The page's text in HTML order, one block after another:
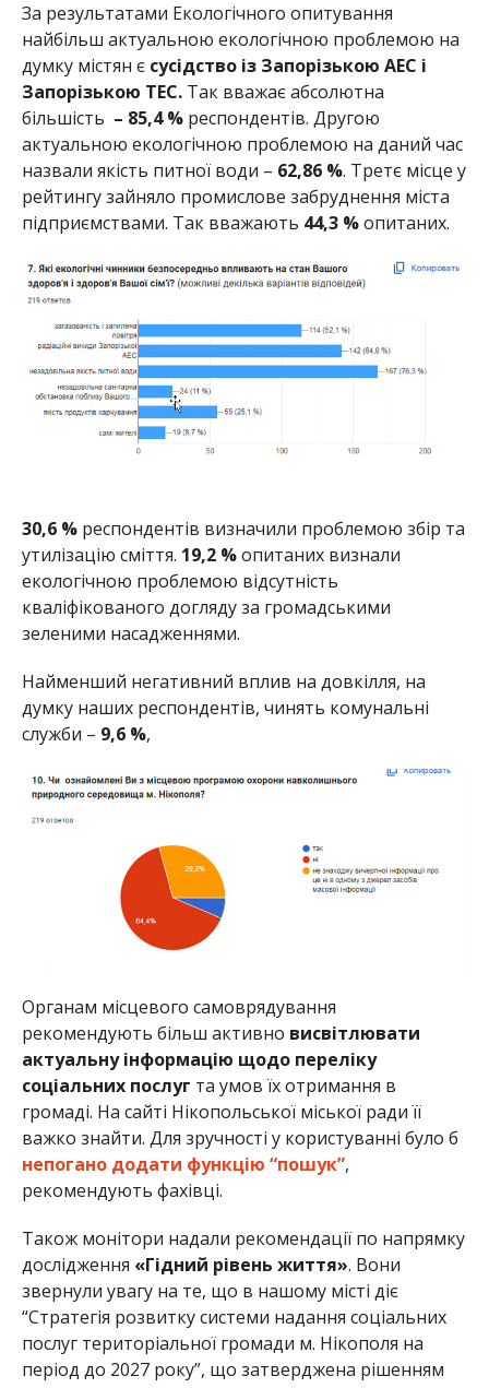
За результатами Екологічного опитування
найбільш актуальною екологічною проблемою на
думку містян є сусідство із Запорізькою АЕС і
Запорізькою ТЕС. Так вважає абсолютна
більшість – 85,4 %респондентів. Другою
актуальною екологічною проблемою на даний час
назвали якість питної води – 62,86 %. Третє місце у
рейтингу зайняло промислове забруднення міста
підприємствами. Так вважають 44,3 %опитаних.
30,6 %респондентів визначили проблемою збір та
утилізацію сміття. 19,2 %опитаних визнали
екологічною проблемою відсутність
кваліфікованого догляду за громадськими
зеленими насадженнями.
Найменший негативний вплив на довкілля, на
думку наших респондентів, чинять комунальні
служби – 9,6 %,
Органам місцевого самоврядування
рекомендують більш активно висвітлювати
актуальну інформацію щодо переліку
соціальних послуг та умов їх отримання в
громаді. На сайті Нікопольської міської ради її
важко знайти. Для зручності у користуванні було б
непогано додати функцію “пошук”,
рекомендують фахівці.
Також монітори надали рекомендації по напрямку
дослідження «Гідний рівень життя». Вони
звернули увагу на те, що в нашому місті діє
“Стратегія розвитку системи надання соціальних
послуг територіальної громади м. Нікополя на
період до 2027 року”, що затверджена рішенням